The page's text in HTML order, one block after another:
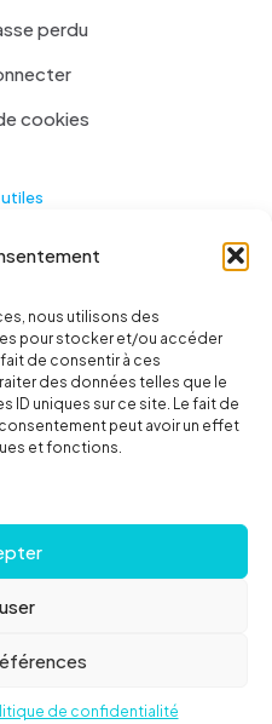
nous utilisons des
pour stocker et/ou accéder
de consentir à ces
des données telles que le
ID uniques sur ce site. Le fait de
peut avoir un effet
et fonctions.
de confidentialité
perdu
cookies
réservés |